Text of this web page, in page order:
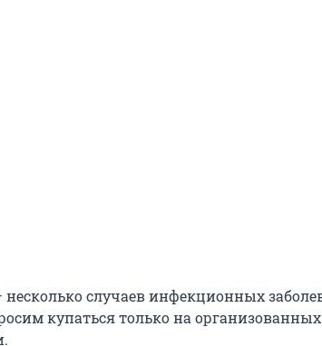
несколько случаев инфекционных
купаться только на